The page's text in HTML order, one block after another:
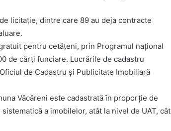
licitație, dintre care 89 au deja contracte
pentru cetățeni, prin Programul național
de cărți funciare. Lucrările de cadastru
de Cadastru și Publicitate Imobiliară
Văcăreni este cadastrată în proporție de
a imobilelor, atât la nivel de UAT, cât